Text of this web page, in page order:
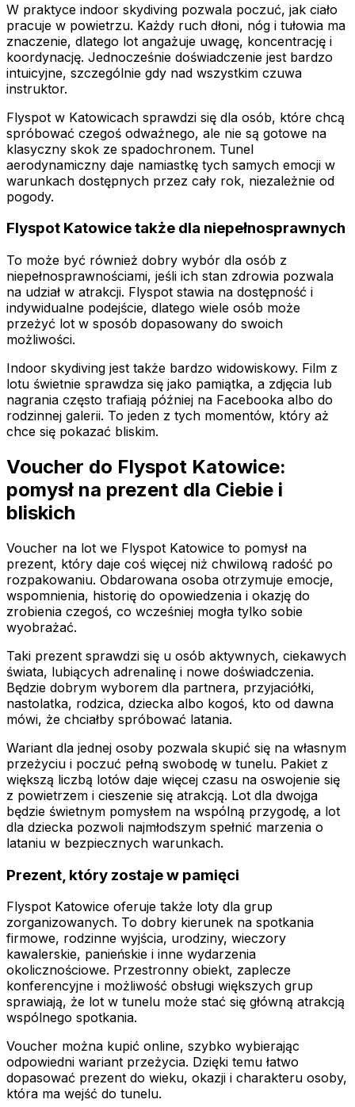
W praktyce indoor skydiving pozwala poczuć, jak ciało
pracuje w powietrzu. Każdy ruch dłoni, nóg i tułowia ma
znaczenie, dlatego lot angażuje uwagę, koncentrację i
koordynację. Jednocześnie doświadczenie jest bardzo
intuicyjne, szczególnie gdy nad wszystkim czuwa
instruktor.
Flyspot w Katowicach sprawdzi się dla osób, które chcą
spróbować czegoś odważnego, ale nie są gotowe na
klasyczny skok ze spadochronem. Tunel
aerodynamiczny daje namiastkę tych samych emocji w
warunkach dostępnych przez cały rok, niezależnie od
pogody.
Flyspot Katowice także dla niepełnosprawnych
To może być również dobry wybór dla osób z
niepełnosprawnościami, jeśli ich stan zdrowia pozwala
na udział w atrakcji. Flyspot stawia na dostępność i
indywidualne podejście, dlatego wiele osób może
przeżyć lot w sposób dopasowany do swoich
możliwości.
Indoor skydiving jest także bardzo widowiskowy. Film z
lotu świetnie sprawdza się jako pamiątka, a zdjęcia lub
nagrania często trafiają później na Facebooka albo do
rodzinnej galerii. To jeden z tych momentów, który aż
chce się pokazać bliskim.
Voucher do Flyspot Katowice:
pomysł na prezent dla Ciebie i
bliskich
Voucher na lot we Flyspot Katowice to pomysł na
prezent, który daje coś więcej niż chwilową radość po
rozpakowaniu. Obdarowana osoba otrzymuje emocje,
wspomnienia, historię do opowiedzenia i okazję do
zrobienia czegoś, co wcześniej mogła tylko sobie
wyobrażać.
Taki prezent sprawdzi się u osób aktywnych, ciekawych
świata, lubiących adrenalinę i nowe doświadczenia.
Będzie dobrym wyborem dla partnera, przyjaciółki,
nastolatka, rodzica, dziecka albo kogoś, kto od dawna
mówi, że chciałby spróbować latania.
Wariant dla jednej osoby pozwala skupić się na własnym
przeżyciu i poczuć pełną swobodę w tunelu. Pakiet z
większą liczbą lotów daje więcej czasu na oswojenie się
z powietrzem i cieszenie się atrakcją. Lot dla dwojga
będzie świetnym pomysłem na wspólną przygodę, a lot
dla dziecka pozwoli najmłodszym spełnić marzenia o
lataniu w bezpiecznych warunkach.
Prezent, który zostaje w pamięci
Flyspot Katowice oferuje także loty dla grup
zorganizowanych. To dobry kierunek na spotkania
firmowe, rodzinne wyjścia, urodziny, wieczory
kawalerskie, panieńskie i inne wydarzenia
okolicznościowe. Przestronny obiekt, zaplecze
konferencyjne i możliwość obsługi większych grup
sprawiają, że lot w tunelu może stać się główną atrakcją
wspólnego spotkania.
Voucher można kupić online, szybko wybierając
odpowiedni wariant przeżycia. Dzięki temu łatwo
dopasować prezent do wieku, okazji i charakteru osoby,
która ma wejść do tunelu.